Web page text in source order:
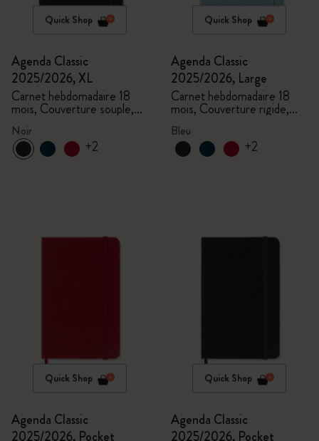
Quick Shop
Agenda Classic
2025/2026, XL
Carnet hebdomadaire 18
mois, Couverture souple,
Noir
Noir
+2
Quick Shop
Agenda Classic
2025/2026, Large
Carnet hebdomadaire 18
mois, Couverture rigide,
Aigue-marine
Bleu
+2
Quick Shop
Agenda Classic
2025/2026, Pocket
Quick Shop
Agenda Classic
2025/2026, Pocket